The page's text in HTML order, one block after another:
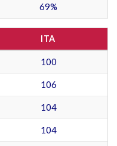
69%
ITA
100
106
104
104